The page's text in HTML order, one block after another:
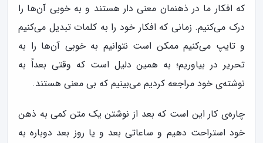
که افکار ما در ذهنمان معنی دار هستند و به خوبی آن‌ها را
درک می‌کنیم. زمانی که افکار خود را به کلمات تبدیل می‌کنیم
و تایپ می‌کنیم ممکن است نتوانیم به خوبی آن‌ها را به
تحریر در بیاوریم؛ به همین دلیل است که وقتی بعداً به
نوشته‌ی خود مراجعه کردیم می‌بینیم که بی معنی هستند.
چاره‌ی کار این است که بعد از نوشتن یک متن کمی به ذهن
خود استراحت دهیم و ساعاتی بعد و یا روز بعد دوباره به